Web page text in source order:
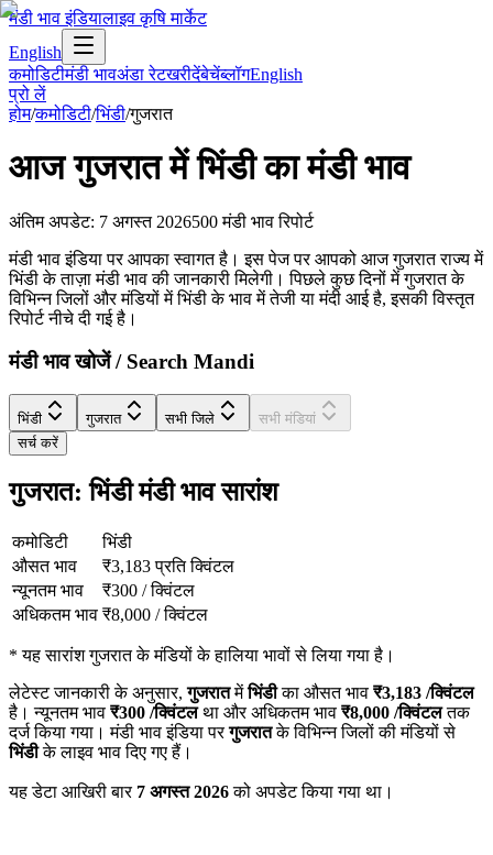
मंडी भाव इंडियालाइव कृषि मार्केट
English
कमोडिटीमंडी भावअंडा रेटखरीदेंबेचेंब्लॉगEnglish
प्रो लें
होम/कमोडिटी/भिंडी/गुजरात
आजगुजरातमेंभिंडीका मंडी भाव
अंतिम अपडेट: 7 अगस्त 2026500 मंडी भाव रिपोर्ट
मंडी भाव इंडिया पर आपका स्वागत है। इस पेज पर आपको आज गुजरात राज्य में
भिंडी के ताज़ा मंडी भाव की जानकारी मिलेगी। पिछले कुछ दिनों में गुजरात के
विभिन्न जिलों और मंडियों में भिंडी के भाव में तेजी या मंदी आई है, इसकी विस्तृत
रिपोर्ट नीचे दी गई है।
मंडी भाव खोजें / Search Mandi
भिंडी गुजरात सभी जिले
सभी मंडियां
सर्च करें
गुजरात: भिंडी मंडी भाव सारांश
कमोडिटी
भिंडी
औसत भाव
₹3,183 प्रति क्विंटल
न्यूनतम भाव
₹300 /क्विंटल
अधिकतम भाव ₹8,000 /क्विंटल
*यह सारांश गुजरात के मंडियों के हालिया भावों से लिया गया है।
लेटेस्ट जानकारी के अनुसार,गुजरातमेंभिंडीका औसत भाव ₹3,183 /क्विंटल
है। न्यूनतम भाव ₹300 /क्विंटलथा और अधिकतम भाव ₹8,000 /क्विंटलतक
दर्ज किया गया। मंडी भाव इंडिया परगुजरातके विभिन्न जिलों की मंडियों से
भिंडीके लाइव भाव दिए गए हैं।
यह डेटा आखिरी बार 7 अगस्त 2026को अपडेट किया गया था।